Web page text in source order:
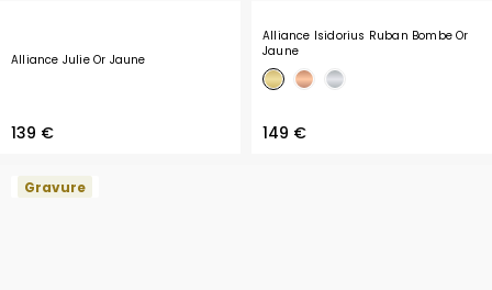
Alliance Julie Or Jaune
139 €
Alliance Isidorius Ruban Bombe Or
Jaune
149 €
Gravure